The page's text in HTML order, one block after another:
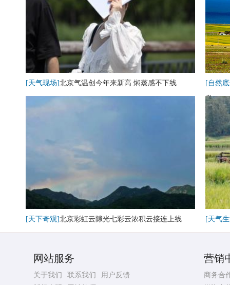
[天气现场]北京气温创今年来新高 焖蒸感不下线
[自然
卷
[天下奇观]北京彩虹云隙光七彩云浓积云接连上线 [天气
网站服务
关于我们 联系我们
用户反馈
营销
商务合